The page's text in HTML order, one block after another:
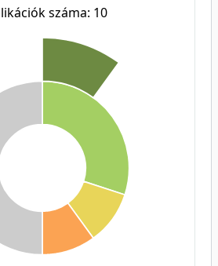
száma: 10